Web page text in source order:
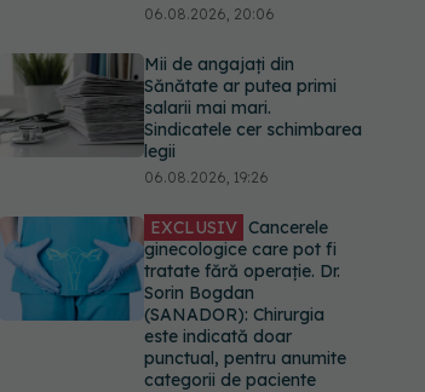
06.08.2026, 20:06
Mii de angajați din
Sănătate ar putea primi
salarii mai mari.
Sindicatele cer schimbarea
legii
06.08.2026, 19:26
EXCLUSIV Cancerele
ginecologice care pot fi
tratate fără operație. Dr.
Sorin Bogdan
(SANADOR): Chirurgia
este indicată doar
punctual, pentru anumite
categorii de paciente